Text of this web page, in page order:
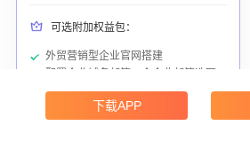
可选附加权益包：
外贸营销型企业官网搭建
配置企业域名邮箱，含企业邮箱选取、
配置管理
下载APP